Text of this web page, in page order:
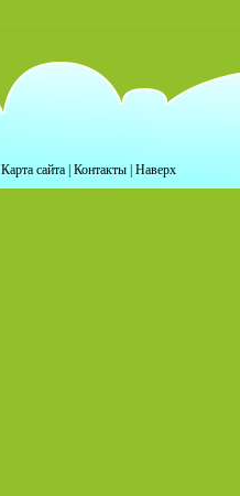
Карта сайта| Контакты| Наверх